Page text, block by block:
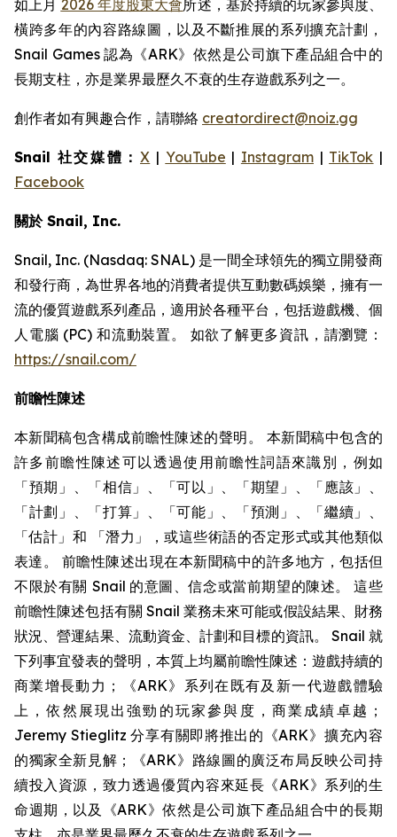
如上月 2026 年度股東大會所述，基於持續的玩家參與度、
橫跨多年的內容路線圖，以及不斷推展的系列擴充計劃，
Snail Games 認為《ARK》依然是公司旗下產品組合中的
長期支柱，亦是業界最歷久不衰的生存遊戲系列之一。
創作者如有興趣合作，請聯絡 creatordirect@noiz.gg
Snail 社交媒體：X | YouTube | Instagram| TikTok |
Facebook
關於 Snail, Inc.
Snail, Inc. (Nasdaq: SNAL) 是一間全球領先的獨立開發商
和發行商，為世界各地的消費者提供互動數碼娛樂，擁有一
流的優質遊戲系列產品，適用於各種平台，包括遊戲機、個
人電腦 (PC) 和流動裝置。 如欲了解更多資訊，請瀏覽：
https://snail.com/
前瞻性陳述
本新聞稿包含構成前瞻性陳述的聲明。 本新聞稿中包含的
許多前瞻性陳述可以透過使用前瞻性詞語來識別，例如
「預期」、「相信」、「可以」、「期望」、「應該」、
「計劃」、「打算」、「可能」、「預測」、「繼續」、
「估計」和 「潛力」，或這些術語的否定形式或其他類似
表達。 前瞻性陳述出現在本新聞稿中的許多地方，包括但
不限於有關 Snail 的意圖、信念或當前期望的陳述。 這些
前瞻性陳述包括有關 Snail 業務未來可能或假設結果、財務
狀況、營運結果、流動資金、計劃和目標的資訊。 Snail 就
下列事宜發表的聲明，本質上均屬前瞻性陳述：遊戲持續的
商業增長動力；《ARK》系列在既有及新一代遊戲體驗
上，依然展現出強勁的玩家參與度，商業成績卓越；
Jeremy Stieglitz 分享有關即將推出的《ARK》擴充內容
的獨家全新見解；《ARK》路線圖的廣泛布局反映公司持
續投入資源，致力透過優質內容來延長《ARK》系列的生
命週期，以及《ARK》依然是公司旗下產品組合中的長期